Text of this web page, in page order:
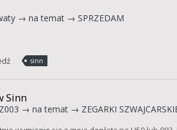
→ na temat → SPRZEDAM
sinn
Sinn
→ na temat → ZEGARKI